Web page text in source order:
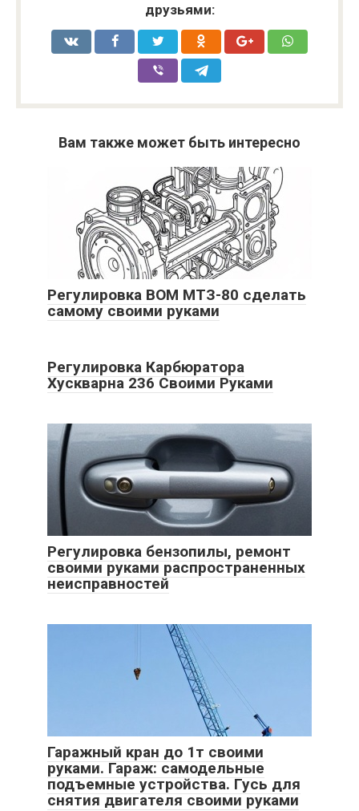
друзьями:
Вам также может быть интересно
Регулировка ВОМ МТЗ-80 сделать
самому своими руками
Регулировка Карбюратора
Хускварна 236 Своими Руками
Регулировка бензопилы, ремонт
своими руками распространенных
неисправностей
Гаражный кран до 1т своими
руками. Гараж: самодельные
подъемные устройства. Гусь для
снятия двигателя своими руками